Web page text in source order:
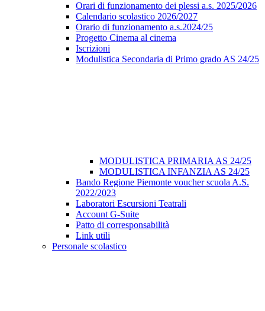
Orari di funzionamento dei plessi a.s. 2025/2026
Calendario scolastico 2026/2027
Orario di funzionamento a.s.2024/25
Progetto Cinema al cinema
Iscrizioni
Modulistica Secondaria di Primo grado AS 24/25
MODULISTICA PRIMARIA AS 24/25
MODULISTICA INFANZIA AS 24/25
Bando Regione Piemonte voucher scuola A.S.
2022/2023
Laboratori Escursioni Teatrali
Account G-Suite
Patto di corresponsabilità
Link utili
Personale scolastico